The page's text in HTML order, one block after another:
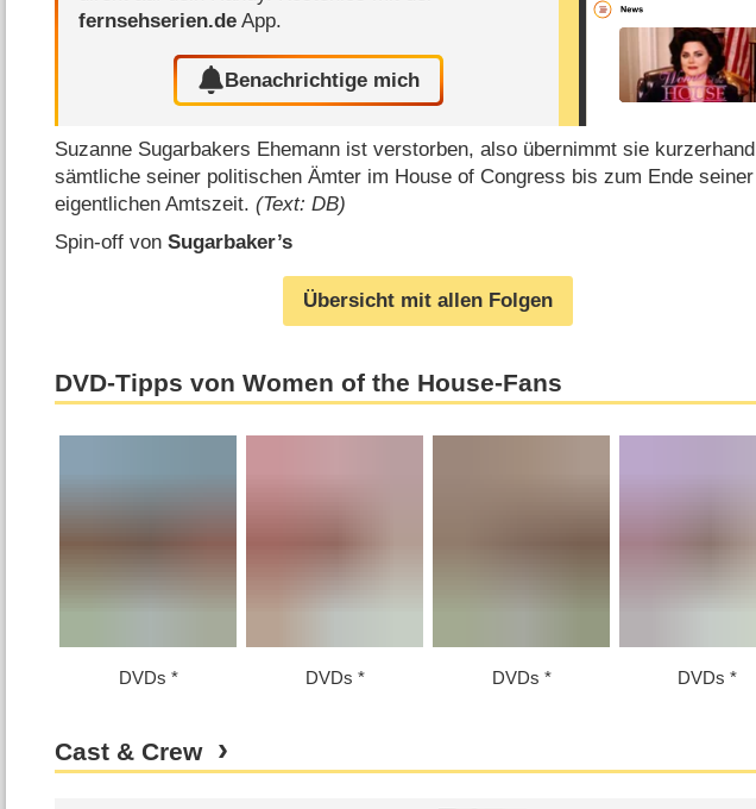
fernsehserien.de App.
Benachrichtige mich
Suzanne Sugarbakers Ehemann ist verstorben, also übernimmt sie kurzerhand
sämtliche seiner politischen Ämter im House of Congress bis zum Ende seiner
eigentlichen Amtszeit.(Text: DB)
Spin-off vonSugarbaker’s
Übersicht mit allen Folgen
DVD-Tipps von Women of the House-Fans
DVDs DVDs DVDs DVDs
Cast & Crew